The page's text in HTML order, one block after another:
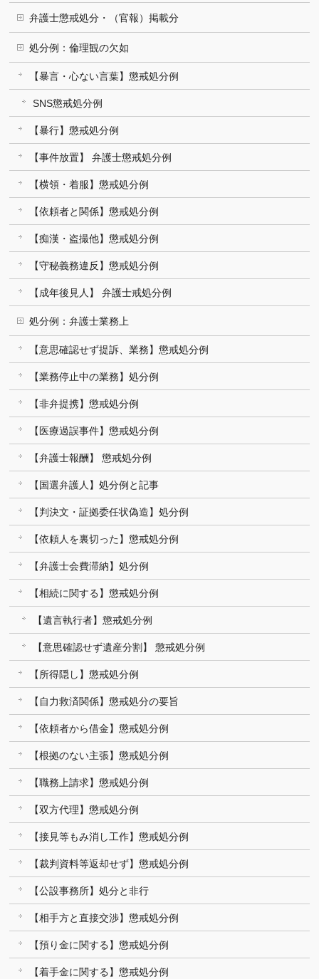
弁護士懲戒処分・（官報）掲載分
処分例：倫理観の欠如
【暴言・心ない言葉】懲戒処分例
SNS懲戒処分例
【暴行】懲戒処分例
【事件放置】 弁護士懲戒処分例
【横領・着服】懲戒処分例
【依頼者と関係】懲戒処分例
【痴漢・盗撮他】懲戒処分例
【守秘義務違反】懲戒処分例
【成年後見人】 弁護士戒処分例
処分例：弁護士業務上
【意思確認せず提訴、業務】懲戒処分例
【業務停止中の業務】処分例
【非弁提携】懲戒処分例
【医療過誤事件】懲戒処分例
【弁護士報酬】 懲戒処分例
【国選弁護人】処分例と記事
【判決文・証拠委任状偽造】処分例
【依頼人を裏切った】懲戒処分例
【弁護士会費滞納】処分例
【相続に関する】懲戒処分例
【遺言執行者】懲戒処分例
【意思確認せず遺産分割】 懲戒処分例
【所得隠し】懲戒処分例
【自力救済関係】懲戒処分の要旨
【依頼者から借金】懲戒処分例
【根拠のない主張】懲戒処分例
【職務上請求】懲戒処分例
【双方代理】懲戒処分例
【接見等もみ消し工作】懲戒処分例
【裁判資料等返却せず】懲戒処分例
【公設事務所】処分と非行
【相手方と直接交渉】懲戒処分例
【預り金に関する】懲戒処分例
【着手金に関する】懲戒処分例